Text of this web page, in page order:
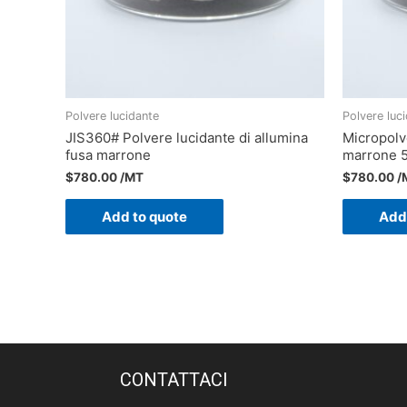
Polvere lucidante
JIS360# Polvere lucidante di allumina
fusa marrone
$780.00/MT
Add to quote
Polvere
marrone
$780.00/
CONTATTACI